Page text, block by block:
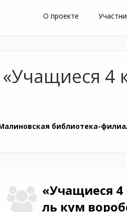
О проекте
4
библиотека-
«Учащиеся 4
ль кум